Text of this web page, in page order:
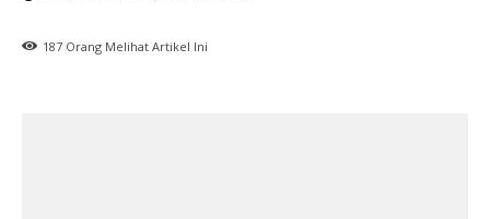
187 Orang Melihat Artikel Ini